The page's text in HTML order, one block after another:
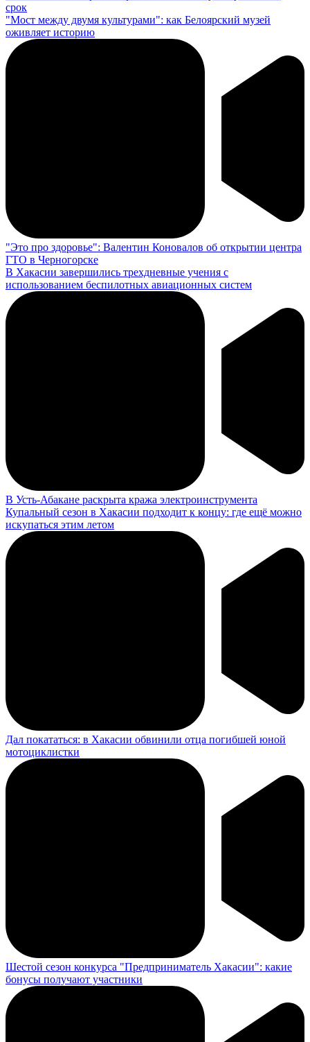
срок
"Мост между двумя культурами": как Белоярский музей
оживляет историю
"Это про здоровье": Валентин Коновалов об открытии центра
ГТО в Черногорске
В Хакасии завершились трехдневные учения с
использованием беспилотных авиационных систем
В Усть-Абакане раскрыта кража электроинструмента
Купальный сезон в Хакасии подходит к концу: где ещё можно
искупаться этим летом
Дал покататься: в Хакасии обвинили отца погибшей юной
мотоциклистки
Шестой сезон конкурса "Предприниматель Хакасии": какие
бонусы получают участники